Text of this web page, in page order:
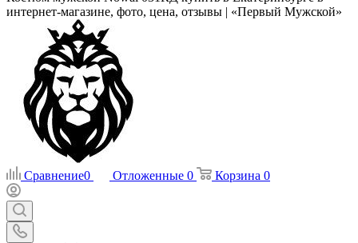
интернет-магазине, фото, цена, отзывы | «Первый Мужской»
Сравнение0 Отложенные 0 Корзина 0